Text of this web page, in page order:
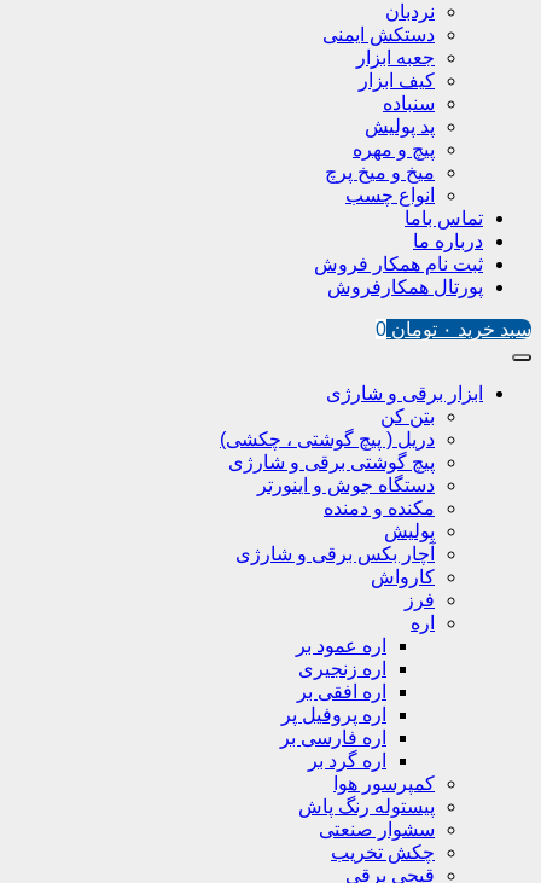
نردبان
دستکش ایمنی
جعبه ابزار
کیف ابزار
سنباده
پد پولیش
پیچ و مهره
میخ و میخ پرچ
انواع چسب
تماس باما
درباره ما
ثبت نام همکار فروش
پورتال همکارفروش
سبد خرید ۰ تومان 0
ابزار برقی و شارژی
بتن کن
دریل ( پیچ گوشتی ، چکشی)
پیچ گوشتی برقی و شارژی
دستگاه جوش و اینورتر
مکنده و دمنده
پولیش
آچار بکس برقی و شارژی
کارواش
فرز
اره
اره عمود بر
اره زنجیری
اره افقی بر
اره پروفیل پر
اره فارسی بر
اره گرد بر
کمپرسور هوا
پیستوله رنگ پاش
سشوار صنعتی
چکش تخریب
قیچی برقی